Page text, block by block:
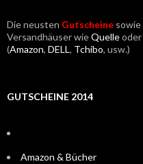
Die neusten Gutscheine sowie
Versandhäuser wieQuelleoder
(Amazon, DELL, Tchibo, usw.)
GUTSCHEINE 2014
Amazon & Bücher